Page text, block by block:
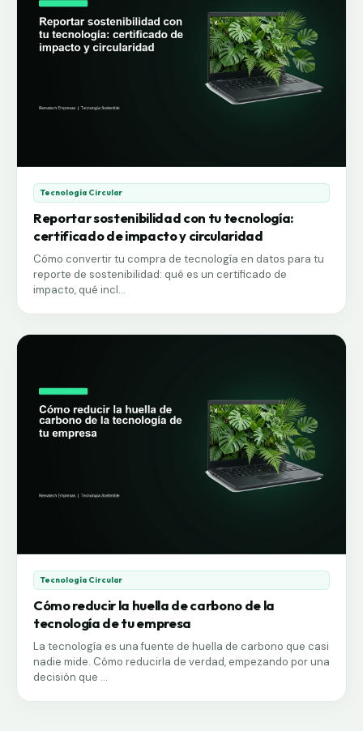
impacto evitado basado en inventario o LCA para
que lo uses como soporte de tu reporte.
Tecnología Circular
Reportar sostenibilidad con tu tecnología:
certificado de impacto y circularidad
Cómo convertir tu compra de tecnología en datos para tu
reporte de sostenibilidad: qué es un certificado de
impacto, qué incl...
Tecnología Circular
Cómo reducir la huella de carbono de la
tecnología de tu empresa
La tecnología es una fuente de huella de carbono que casi
nadie mide. Cómo reducirla de verdad, empezando por una
decisión que ...